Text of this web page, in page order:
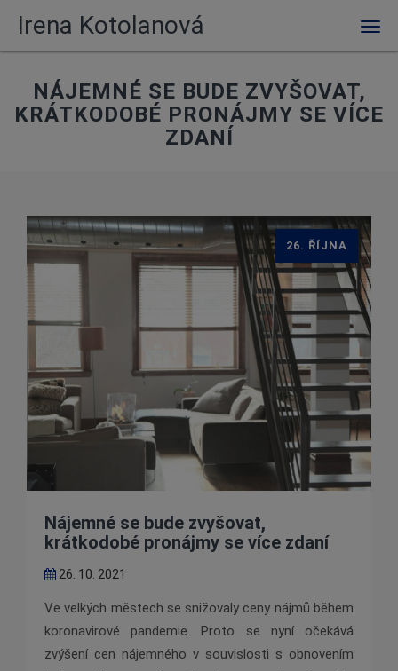
Irena Kotolanová
NÁJEMNÉ SE BUDE ZVYŠOVAT,
KRÁTKODOBÉ PRONÁJMY SE VÍCE
ZDANÍ
Nájemné se bude zvyšovat,
krátkodobé pronájmy se více zdaní
26. 10. 2021
26. ŘÍJNA
Ve velkých městech se snižovaly ceny nájmů během
koronavirové pandemie. Proto se nyní očekává
zvýšení cen nájemného v souvislosti s obnovením